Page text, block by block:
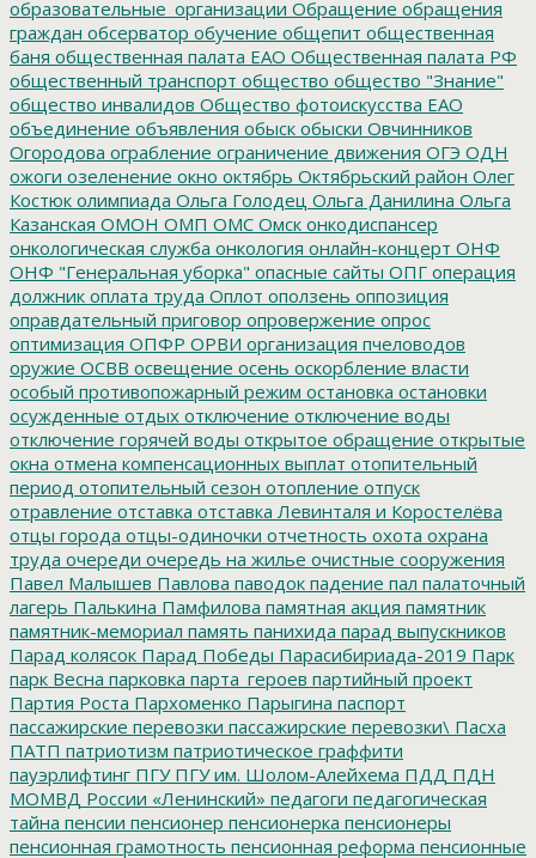
образовательные_организации Обращение обращения
граждан обсерватор обучение общепит общественная
баня общественная палата ЕАО Общественная палата РФ
общественный транспорт общество общество "Знание"
общество инвалидов Общество фотоискусства ЕАО
объединение объявления обыск обыски Овчинников
Огородова ограбление ограничение движения ОГЭ ОДН
ожоги озеленение окно октябрь Октябрьский район Олег
Костюк олимпиада Ольга Голодец Ольга Данилина Ольга
Казанская ОМОН ОМП ОМС Омск онкодиспансер
онкологическая служба онкология онлайн-концерт ОНФ
ОНФ "Генеральная уборка" опасные сайты ОПГ операция
должник оплата труда Оплот оползень оппозиция
оправдательный приговор опровержение опрос
оптимизация ОПФР ОРВИ организация пчеловодов
оружие ОСВВ освещение осень оскорбление власти
особый противопожарный режим остановка остановки
осужденные отдых отключение отключение воды
отключение горячей воды открытое обращение открытые
окна отмена компенсационных выплат отопительный
период отопительный сезон отопление отпуск
отравление отставка отставка Левинталя и Коростелёва
отцы города отцы-одиночки отчетность охота охрана
труда очереди очередь на жилье очистные сооружения
Павел Малышев Павлова паводок падение пал палаточный
лагерь Палькина Памфилова памятная акция памятник
памятник-мемориал память панихида парад выпускников
Парад колясок Парад Победы Парасибириада-2019 Парк
парк Весна парковка парта_героев партийный проект
Партия Роста Пархоменко Парыгина паспорт
пассажирские перевозки пассажирские перевозки\ Пасха
ПАТП патриотизм патриотическое граффити
пауэрлифтинг ПГУПГУ им. Шолом-Алейхема ПДД ПДН
МОМВД России «Ленинский» педагоги педагогическая
тайна пенсии пенсионер пенсионерка пенсионеры
пенсионная грамотность пенсионная реформа пенсионные